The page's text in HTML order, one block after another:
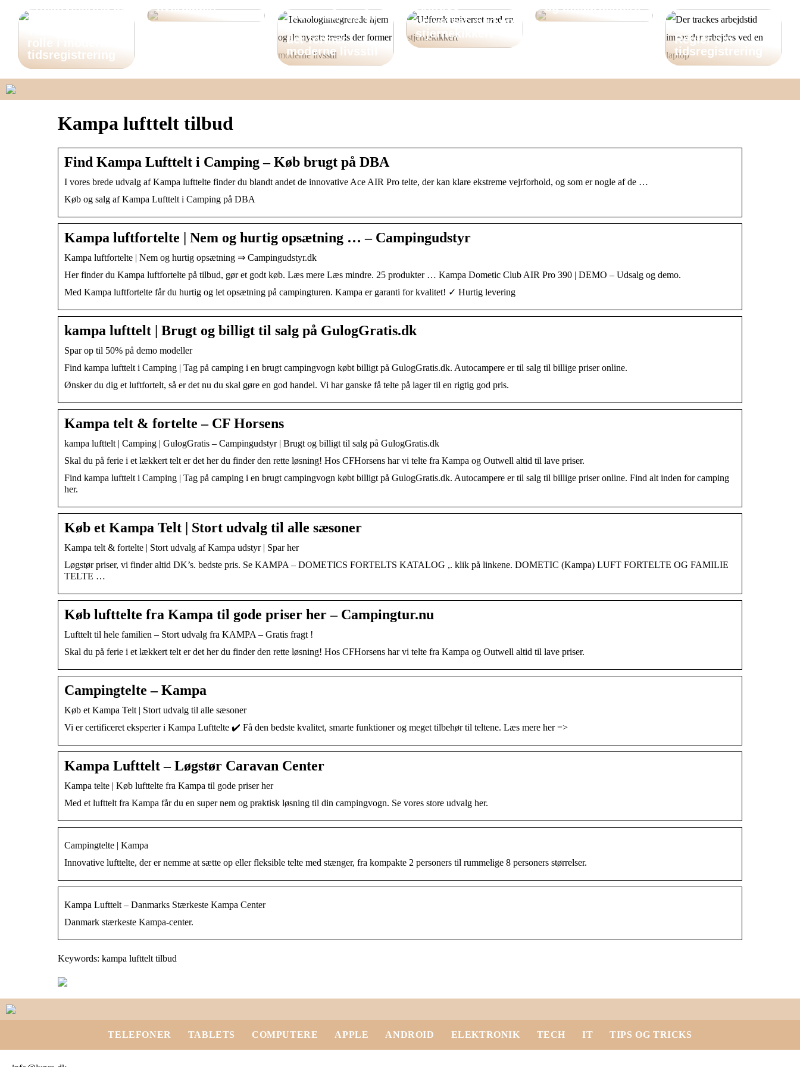
Effektivisering af
arbejdslivet:
rolle i moderne
tidsregistrering
hverdagen
rede hjem og de
nyeste trends
der former
moderne livsstil
Udforsk
universet med en
stjernekikkert
og medarbejdere
Regler om
tidsregistrering
Kampa lufttelt tilbud
Find Kampa Lufttelt i Camping – Køb brugt på DBA
I vores brede udvalg af Kampa lufttelte finder du blandt andet de innovative Ace AIR Pro telte, der kan klare ekstreme vejrforhold, og som er nogle af de …
Køb og salg af Kampa Lufttelt i Camping på DBA
Kampa luftfortelte | Nem og hurtig opsætning … – Campingudstyr
Kampa luftfortelte | Nem og hurtig opsætning ⇒ Campingudstyr.dk
Her finder du Kampa luftfortelte på tilbud, gør et godt køb. Læs mere Læs mindre. 25 produkter … Kampa Dometic Club AIR Pro 390 | DEMO – Udsalg og demo.
Med Kampa luftfortelte får du hurtig og let opsætning på campingturen. Kampa er garanti for kvalitet! ✓ Hurtig levering
kampa lufttelt | Brugt og billigt til salg på GulogGratis.dk
Spar op til 50% på demo modeller
Find kampa lufttelt i Camping | Tag på camping i en brugt campingvogn købt billigt på GulogGratis.dk. Autocampere er til salg til billige priser online.
Ønsker du dig et luftfortelt, så er det nu du skal gøre en god handel. Vi har ganske få telte på lager til en rigtig god pris.
Kampa telt & fortelte – CF Horsens
kampa lufttelt | Camping | GulogGratis – Campingudstyr | Brugt og billigt til salg på GulogGratis.dk
Skal du på ferie i et lækkert telt er det her du finder den rette løsning! Hos CFHorsens har vi telte fra Kampa og Outwell altid til lave priser.
Find kampa lufttelt i Camping | Tag på camping i en brugt campingvogn købt billigt på GulogGratis.dk. Autocampere er til salg til billige priser online. Find alt inden for camping
her.
Køb et Kampa Telt | Stort udvalg til alle sæsoner
Kampa telt & fortelte | Stort udvalg af Kampa udstyr | Spar her
Løgstør priser, vi finder altid DK’s. bedste pris. Se KAMPA – DOMETICS FORTELTS KATALOG ,. klik på linkene. DOMETIC (Kampa) LUFT FORTELTE OG FAMILIE
TELTE …
Køb lufttelte fra Kampa til gode priser her – Campingtur.nu
Lufttelt til hele familien – Stort udvalg fra KAMPA – Gratis fragt !
Skal du på ferie i et lækkert telt er det her du finder den rette løsning! Hos CFHorsens har vi telte fra Kampa og Outwell altid til lave priser.
Campingtelte – Kampa
Køb et Kampa Telt | Stort udvalg til alle sæsoner
Vi er certificeret eksperter i Kampa Lufttelte ✔️ Få den bedste kvalitet, smarte funktioner og meget tilbehør til teltene. Læs mere her =>
Kampa Lufttelt – Løgstør Caravan Center
Kampa telte | Køb lufttelte fra Kampa til gode priser her
Med et lufttelt fra Kampa får du en super nem og praktisk løsning til din campingvogn. Se vores store udvalg her.
Campingtelte | Kampa
Innovative lufttelte, der er nemme at sætte op eller fleksible telte med stænger, fra kompakte 2 personers til rummelige 8 personers størrelser.
Kampa Lufttelt – Danmarks Stærkeste Kampa Center
Danmark stærkeste Kampa-center.
Keywords: kampa lufttelt tilbud
TELEFONER TABLETS COMPUTERE APPLE ANDROID ELEKTRONIK TECH IT TIPS OG TRICKS